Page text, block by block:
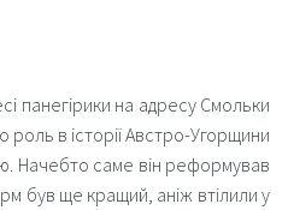
панегірики на адресу Смольки
роль в історії Австро-Угорщини
Начебто саме він реформував
був ще кращий, аніж втілили у